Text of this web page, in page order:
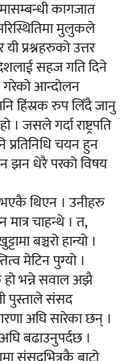
कागजात
मुलुकले
प्रश्नहरुको उत्तर
सहज गति दिने
आन्दोलन
हिंस्रक रुप लिँदै जानु
जसले गर्दा राष्ट्रपति
प्रतिनिधि चयन हुन
झन धेरै परको विषय
थिएन । उनीहरु
चाहन्थे । त,
बञ्चरो हान्यो ।
मेटिन पुग्यो ।
हो भन्ने सवाल अझै
पुस्ताले संसद
अघि सारेका छन् ।
बढाउनुपर्दछ ।